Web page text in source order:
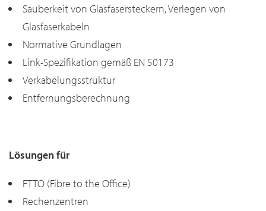
Sauberkeit von Glasfasersteckern, Verlegen von
Glasfaserkabeln
Normative Grundlagen
Link-Spezifikation gemäß EN 50173
Verkabelungsstruktur
Entfernungsberechnung
Lösungen für
FTTO (Fibre to the Office)
Rechenzentren